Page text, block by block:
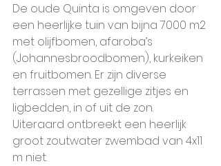
De oude Quinta is omgeven door
een heerlijke tuin van bijna 7000 m2
met olijfbomen, afaroba’s
(Johannesbroodbomen), kurkeiken
en fruitbomen. Er zijn diverse
terrassen met gezellige zitjes en
ligbedden, in of uit de zon.
Uiteraard ontbreekt een heerlijk
groot zoutwater zwembad van 4x11
m niet. ​